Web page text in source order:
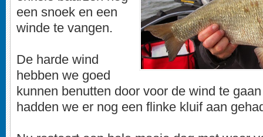
een snoek en een
winde te vangen.
De harde wind
hebben we goed
kunnen benutten door voor de wind te
hadden we er nog een flinke kluif aan